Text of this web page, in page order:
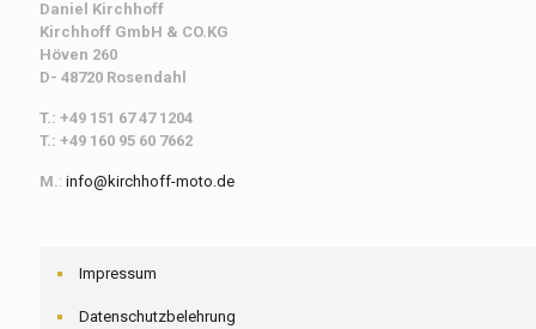
Daniel Kirchhoff
Kirchhoff GmbH & CO.KG
Höven 260
D- 48720 Rosendahl
T.: +49 151 67 47 1204
T.: +49 160 95 60 7662
M.: info@kirchhoff-moto.de
Impressum
Datenschutzbelehrung